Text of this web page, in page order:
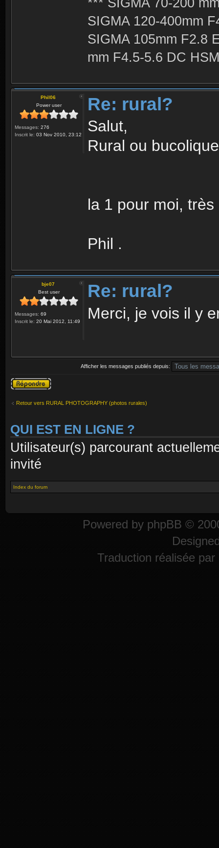
SIGMA 120-400mm
SIGMA 105mm F2.8
mm F4.5-5.6 DC
Phil06
Power user
Messages: 276
Inscrit le: 03 Nov 2010, 23:12
Re: rural?
Salut,
Rural ou
la 1 pour moi,
Phil .
bje07
Best user
Messages: 69
Inscrit le: 20 Mai 2012, 11:49
Re: rural?
Merci, je vois il y
Afficher les messages publiés depuis:
Publier une
réponse
Retour vers RURAL PHOTOGRAPHY (photos rurales)
QUI EST EN LIGNE ?
Utilisateur(s) parcourant
invité
Index du forum
Powered by phpBB ©
Traduction réalisée par